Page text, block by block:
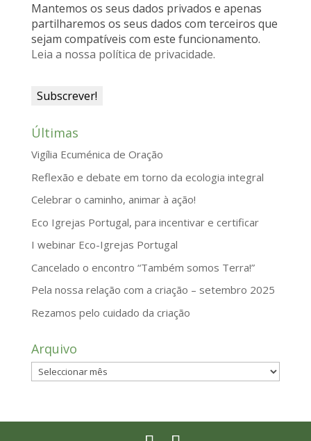
d
l
y
Mantemos os seus dados privados e apenas
partilharemos os seus dados com terceiros que
sejam compatíveis com este funcionamento.
Leia a nossa política de privacidade.
Últimas
Vigília Ecuménica de Oração
Reflexão e debate em torno da ecologia integral
Celebrar o caminho, animar à ação!
Eco Igrejas Portugal, para incentivar e certificar
I webinar Eco-Igrejas Portugal
Cancelado o encontro “Também somos Terra!”
Pela nossa relação com a criação – setembro 2025
Rezamos pelo cuidado da criação
Arquivo
Arquivo